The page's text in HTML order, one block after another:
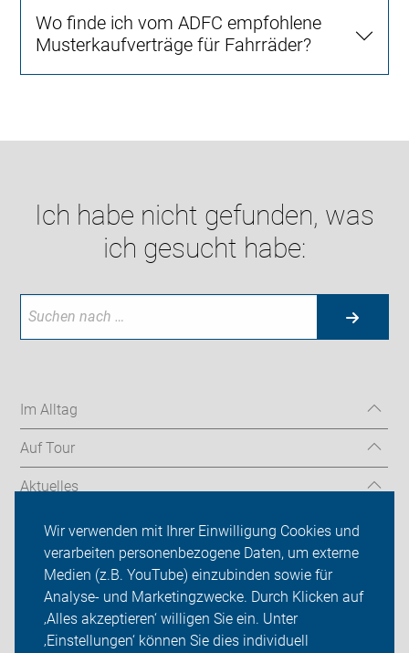
Wir verwenden mit Ihrer Einwilligung Cookies und
verarbeiten personenbezogene Daten, um externe
Medien (z.B. YouTube) einzubinden sowie für
Analyse- und Marketingzwecke. Durch Klicken auf
‚Alles akzeptieren‘ willigen Sie ein. Unter
‚Einstellungen‘ können Sie dies individuell
Wo finde ich vom ADFC empfohlene
Musterkaufverträge für Fahrräder?
Ich habe nicht gefunden, was
ich gesucht habe:
Im Alltag
Auf Tour
Aktuelles
Über uns
Mitgliedschaft
Fachwissen
Presse